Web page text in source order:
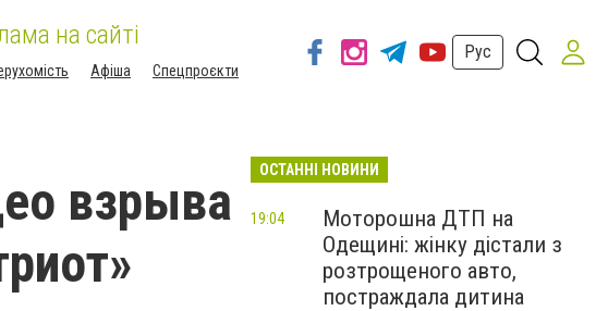
на сайті
Афіша Спецпроєкти
Рус
взрыва
ОСТАННІ НОВИНИ
Моторошна ДТП на
Одещині: жінку дістали з
розтрощеного авто,
постраждала дитина
19:04